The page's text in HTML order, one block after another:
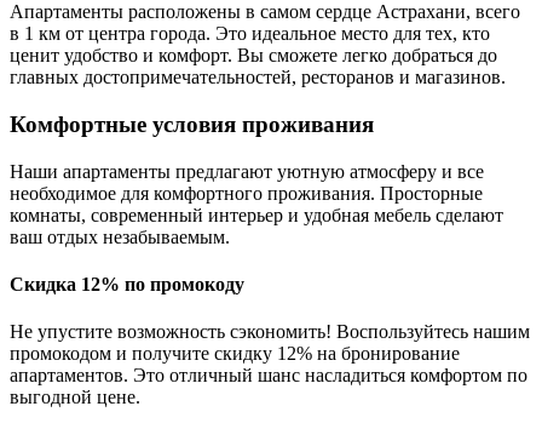
Апартаменты расположены в самом сердце Астрахани, всего
в 1 км от центра города. Это идеальное место для тех, кто
ценит удобство и комфорт. Вы сможете легко добраться до
главных достопримечательностей, ресторанов и магазинов.
Комфортные условия проживания
Наши апартаменты предлагают уютную атмосферу и все
необходимое для комфортного проживания. Просторные
комнаты, современный интерьер и удобная мебель сделают
ваш отдых незабываемым.
Скидка 12% по промокоду
Не упустите возможность сэкономить! Воспользуйтесь нашим
промокодом и получите скидку 12% на бронирование
апартаментов. Это отличный шанс насладиться комфортом по
выгодной цене.